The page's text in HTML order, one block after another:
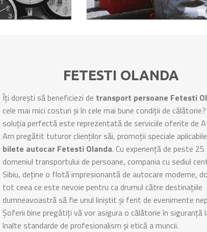
FETESTI OLANDA
Îți dorești să beneficiezi de transport persoane Fetesti
cele mai mici costuri și în cele mai bune condiții de
soluția perfectă este reprezentată de serviciile oferite de
Am pregătit tuturor clienților săi, promoții speciale
bilete autocar Fetesti Olanda. Cu experiență de peste 25
domeniul transportului de persoane, compania cu sediul
Sibiu, deține o flotă impresionantă de autocare moderne,
tot ceea ce este nevoie pentru ca drumul către destinațiile
dumneavoastră să fie unul liniștit și ferit de evenimente
Șoferii bine pregătiți vă vor asigura o călătorie în siguranță
înalte standarde de profesionalism și etică a muncii.